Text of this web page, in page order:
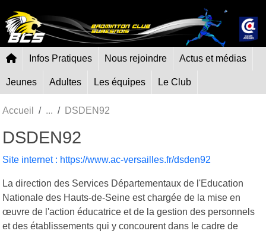
Infos Pratiques Nous rejoindre Actus et médias
Jeunes Adultes Les équipes Le Club
Accueil DSDEN92
DSDEN92
Site internet : https://www.ac-versailles.fr/dsden92
La direction des Services Départementaux de l'Education
Nationale des Hauts-de-Seine est chargée de la mise en
œuvre de l'action éducatrice et de la gestion des personnels
et des établissements qui y concourent dans le cadre de